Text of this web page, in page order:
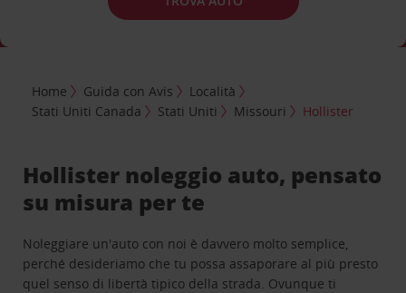
Home Guida con Avis
Località
Stati Uniti Canada
Stati Uniti Missouri Hollister
Hollister noleggio auto, pensato
su misura per te
Noleggiare un'auto con noi è davvero molto semplice,
perché desideriamo che tu possa assaporare al più presto
quel senso di libertà tipico della strada. Ovunque ti